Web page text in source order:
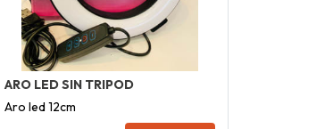
ARO LED SIN TRIPOD
Aro led 12cm